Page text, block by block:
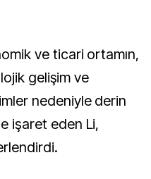
ve ticari ortamın,
gelişim ve
nedeniyle derin
işaret eden Li,